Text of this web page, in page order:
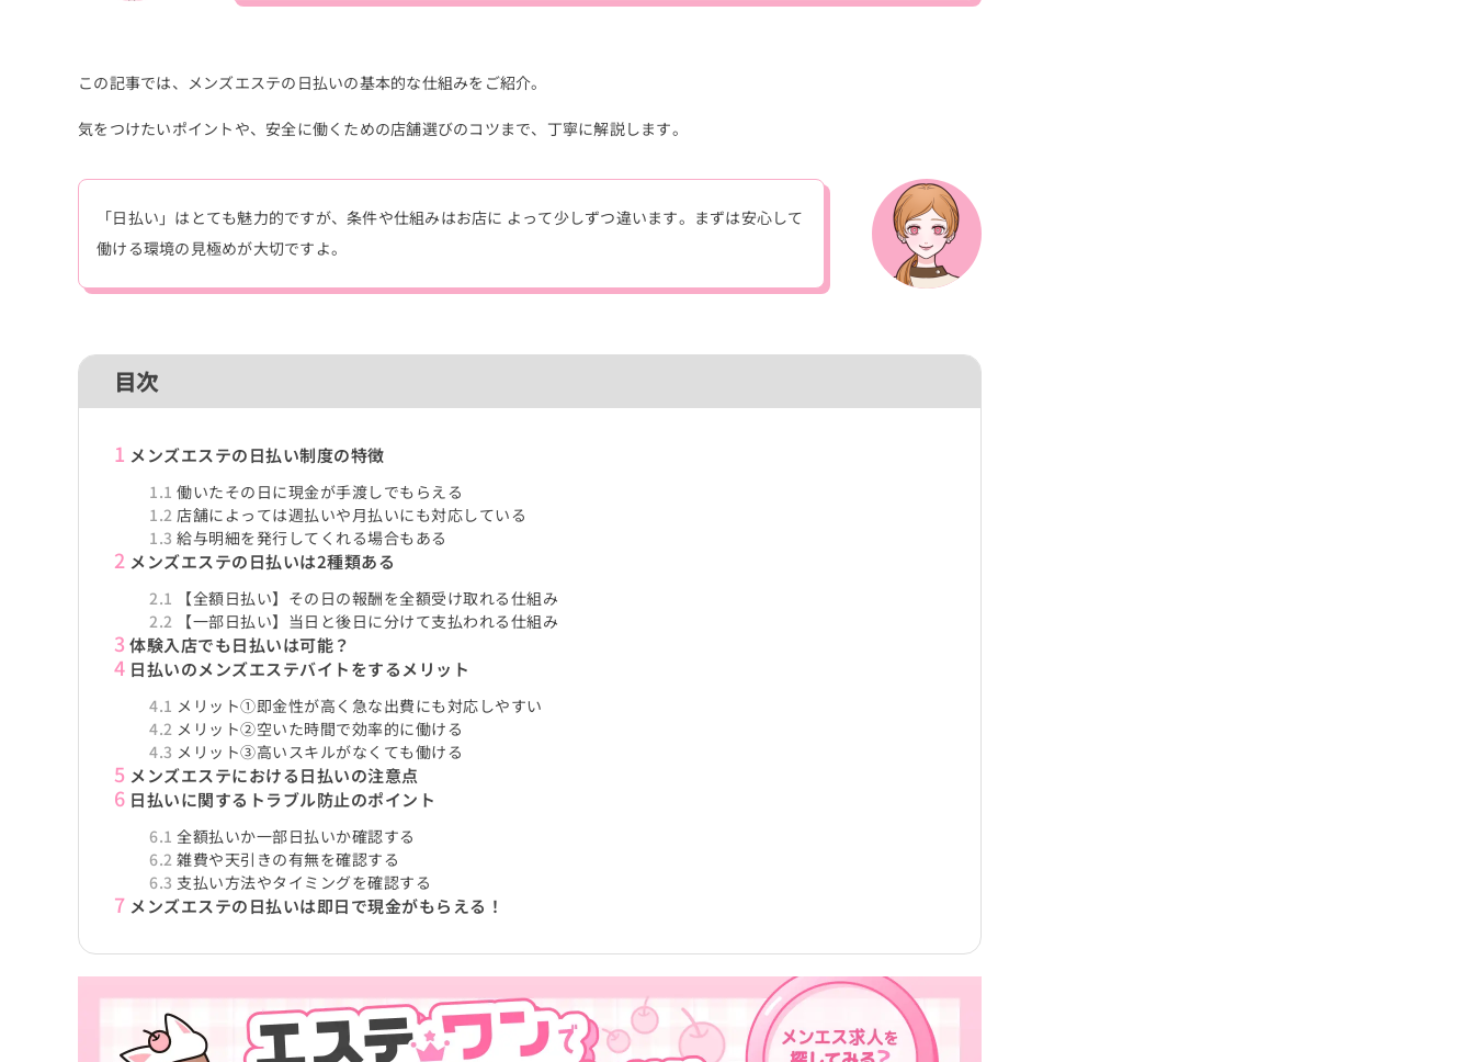
この記事では、メンズエステの日払いの基本的な仕組みをご紹介。
気をつけたいポイントや、安全に働くための店舗選びのコツまで、丁寧に解説します。
「日払い」はとても魅力的ですが、条件や仕組みはお店に よって少しずつ違います。まずは安心して
働ける環境の見極めが大切ですよ。
目次
1 メンズエステの日払い制度の特徴
1.1 働いたその日に現金が手渡しでもらえる
1.2 店舗によっては週払いや月払いにも対応している
1.3 給与明細を発行してくれる場合もある
2 メンズエステの日払いは2種類ある
2.1
【全額日払い】その日の報酬を全額受け取れる仕組み
2.2
【一部日払い】当日と後日に分けて支払われる仕組み
3体験入店でも日払いは可能？
4 日払いのメンズエステバイトをするメリット
4.1 メリット①即金性が高く急な出費にも対応しやすい
4.2 メリット②空いた時間で効率的に働ける
4.3 メリット③高いスキルがなくても働ける
5 メンズエステにおける日払いの注意点
6 日払いに関するトラブル防止のポイント
6.1 全額払いか一部日払いか確認する
6.2 雑費や天引きの有無を確認する
6.3 支払い方法やタイミングを確認する
7 メンズエステの日払いは即日で現金がもらえる！